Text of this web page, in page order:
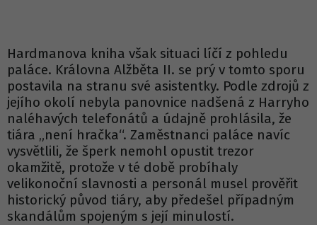
Hardmanova kniha však situaci líčí z pohledu
paláce. Královna Alžběta II. se prý v tomto sporu
postavila na stranu své asistentky. Podle zdrojů z
jejího okolí nebyla panovnice nadšená z Harryho
naléhavých telefonátů a údajně prohlásila, že
tiára „není hračka“. Zaměstnanci paláce navíc
vysvětlili, že šperk nemohl opustit trezor
okamžitě, protože v té době probíhaly
velikonoční slavnosti a personál musel prověřit
historický původ tiáry, aby předešel případným
skandálům spojeným s její minulostí.